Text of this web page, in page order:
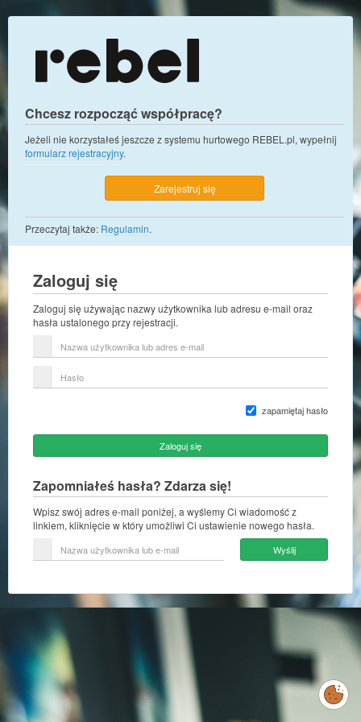
Chcesz rozpocząć współpracę?
Jeżeli nie korzystałeś jeszcze z systemu hurtowego REBEL.pl, wypełnij
formularz rejestracyjny.
Zarejestruj się
Przeczytaj także: Regulamin.
Zaloguj się
Zaloguj się używając nazwy użytkownika lub adresu e-mail oraz
hasła ustalonego przy rejestracji.
użytkownika
e-
zapamiętaj hasło
Zaloguj się
Zapomniałeś hasła? Zdarza się!
Wpisz swój adres e-mail poniżej, a wyślemy Ci wiadomość z
linkiem, kliknięcie w który umożliwi Ci ustawienie nowego hasła.
użytkownika
mail
Wyślij
Zarządzaj
preferencjami
cookies